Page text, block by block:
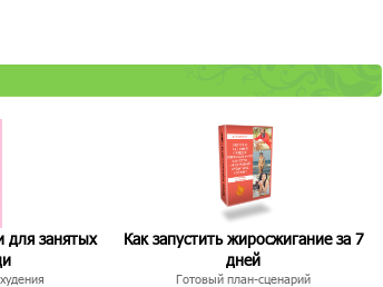
для занятых
Как запустить жиросжигание за 7
дней
Готовый план-сценарий